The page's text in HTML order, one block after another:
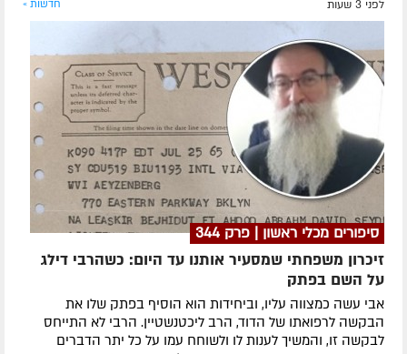
לפני 3 שעות חדשות »
סיפורים מכלי ראשון | פרק 344
זיכרון משפחתי שמסעיר אותנו עד היום: כשהרבי דילג
על השם בפתק
אבי עשה כמצווה עליו, וביחידות הוא הוסיף בפתק שלו את
הבקשה לרפואתו של הדוד, הרב ליכטנשטיין. הרבי לא התייחס
לבקשה זו, והמשיך לענות לו ולשוחח עמו על כל יתר הדברים